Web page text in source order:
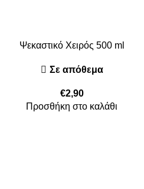
Ψεκαστικό Χειρός 500 ml
Σε απόθεμα
€2,90
Προσθήκη στο καλάθι